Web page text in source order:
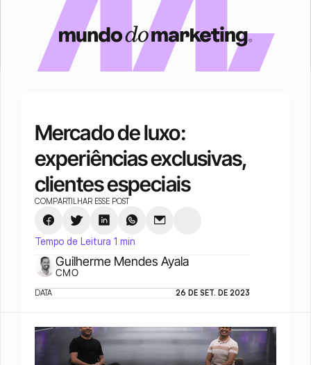
Mercado de luxo:
experiências exclusivas,
clientes especiais
COMPARTILHAR ESSE POST
Tempo de Leitura 1 min
Guilherme Mendes Ayala
CMO
DATA 26 DE SET. DE 2023